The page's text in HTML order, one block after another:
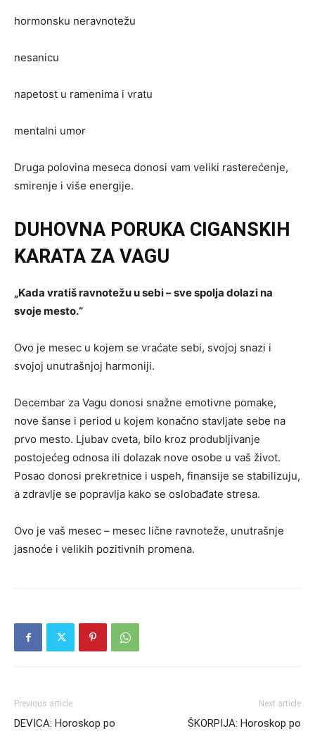
hormonsku neravnotežu
nesanicu
napetost u ramenima i vratu
mentalni umor
Druga polovina meseca donosi vam veliki rasterećenje,
smirenje i više energije.
DUHOVNA PORUKA CIGANSKIH
KARATA ZA VAGU
„Kada vratiš ravnotežu u sebi – sve spolja dolazi na
svoje mesto.“
Ovo je mesec u kojem se vraćate sebi, svojoj snazi i
svojoj unutrašnjoj harmoniji.
Decembar za Vagu donosi snažne emotivne pomake,
nove šanse i period u kojem konačno stavljate sebe na
prvo mesto. Ljubav cveta, bilo kroz produbljivanje
postojećeg odnosa ili dolazak nove osobe u vaš život.
Posao donosi prekretnice i uspeh, finansije se stabilizuju,
a zdravlje se popravlja kako se oslobađate stresa.
Ovo je vaš mesec – mesec lične ravnoteže, unutrašnje
jasnoće i velikih pozitivnih promena.
Previous article
DEVICA: Horoskop po
Next article
ŠKORPIJA: Horoskop po